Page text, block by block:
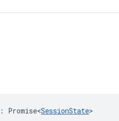
: Promise<SessionState>